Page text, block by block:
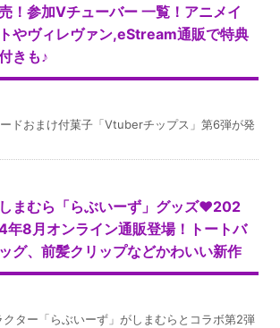
！参加Vチューバー 一覧！アニメイ
トやヴィレヴァン,eStream通販で特典
きも♪
ドおまけ付菓子「Vtuberチップス」第6弾が発
しまむら「らぶいーず」グッズ♥202
年8月オンライン通販登場！トートバ
ッグ、前髪クリップなどかわいい新作
ター「らぶいーず」がしまむらとコラボ第2弾